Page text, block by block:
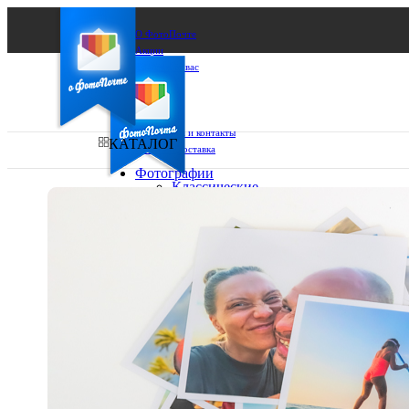
О ФотоПочте
Акции
Сделаем за вас
Бизнесу
FAQ
Франшиза
Поддержка и контакты
Оплата и доставка
Выберите из списка:
КАТАЛОГ
Фотографии
Классические
10х15
15х15
15х20
20х20
20х30
30х30
30х40
Фото
в